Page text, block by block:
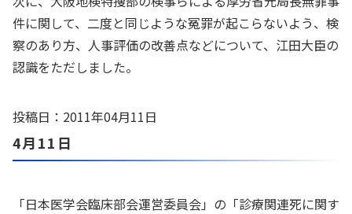
件に関して、二度と同じような冤罪が起こらないよう、検
察のあり方、人事評価の改善点などについて、江田大臣の
認識をただしました。
投稿日：2011年04月11日
4月11日
「日本医学会臨床部会運営委員会」の「診療関連死に関す